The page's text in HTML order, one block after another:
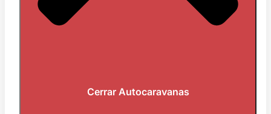
Cerrar Autocaravanas